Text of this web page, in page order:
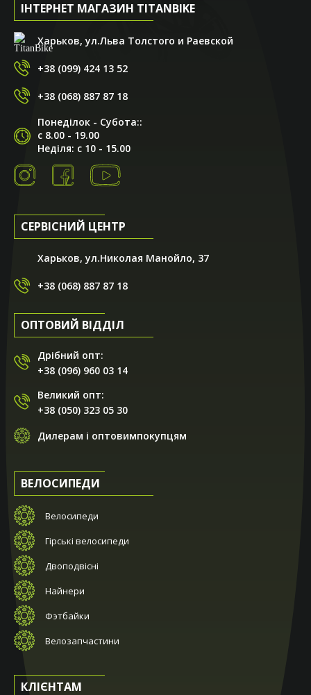
ІНТЕРНЕТ МАГАЗИН TITANBIKE
Харьков, ул.Льва Толстого и Раевской
+38 (099) 424 13 52
+38 (068) 887 87 18
Понеділок - Субота::
с 8.00 - 19.00
Неділя: с 10 - 15.00
СЕРВІСНИЙ ЦЕНТР
Харьков, ул.Николая Манойло, 37
+38 (068) 887 87 18
ОПТОВИЙ ВІДДІЛ
Дрібний опт:
+38 (096) 960 03 14
Великий опт:
+38 (050) 323 05 30
Дилерам і оптовимпокупцям
ВЕЛОСИПЕДИ
Велосипеди
Гірські велосипеди
Двоподвісні
Найнери
Фэтбайки
Велозапчастини
КЛІЄНТАМ